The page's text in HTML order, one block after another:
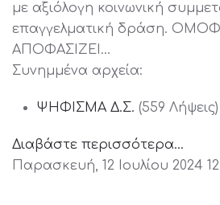
με αξιόλογη κοινωνική
επαγγελματική δράση.
ΑΠΟΦΑΣΙΖΕΙ…
Συνημμένα αρχεία:
ΨΗΦΙΣΜΑ Δ.Σ. (559 Λήψεις)
Διαβάστε περισσότερα...
Παρασκευή, 12 Ιουλίου 2024